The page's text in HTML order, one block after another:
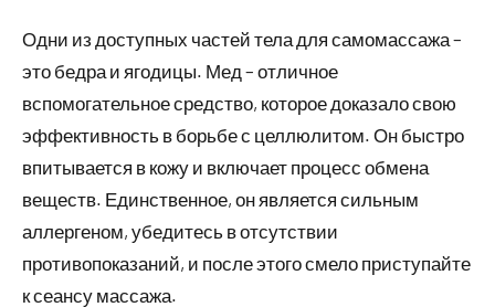
Одни из доступных частей тела для самомассажа –
это бедра и ягодицы. Мед – отличное
вспомогательное средство, которое доказало свою
эффективность в борьбе с целлюлитом. Он быстро
впитывается в кожу и включает процесс обмена
веществ. Единственное, он является сильным
аллергеном, убедитесь в отсутствии
противопоказаний, и после этого смело приступайте
к сеансу массажа.